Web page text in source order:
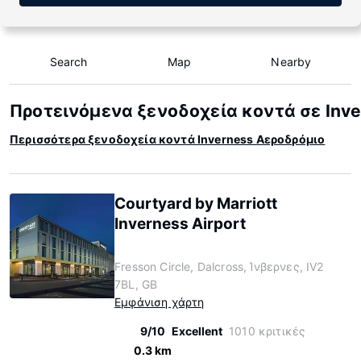
Search Map Nearby
Προτεινόμενα ξενοδοχεία κοντά σε
Περισσότερα ξενοδοχεία κοντά Inverness Αεροδρόμιο
Courtyard by Marriott
Inverness Airport
Fresson Circle, Dalcross, Ίνβερνες, IV2
7BL, GB
Εμφάνιση χάρτη
9/10 Excellent 1010 κριτικές
0.3 km